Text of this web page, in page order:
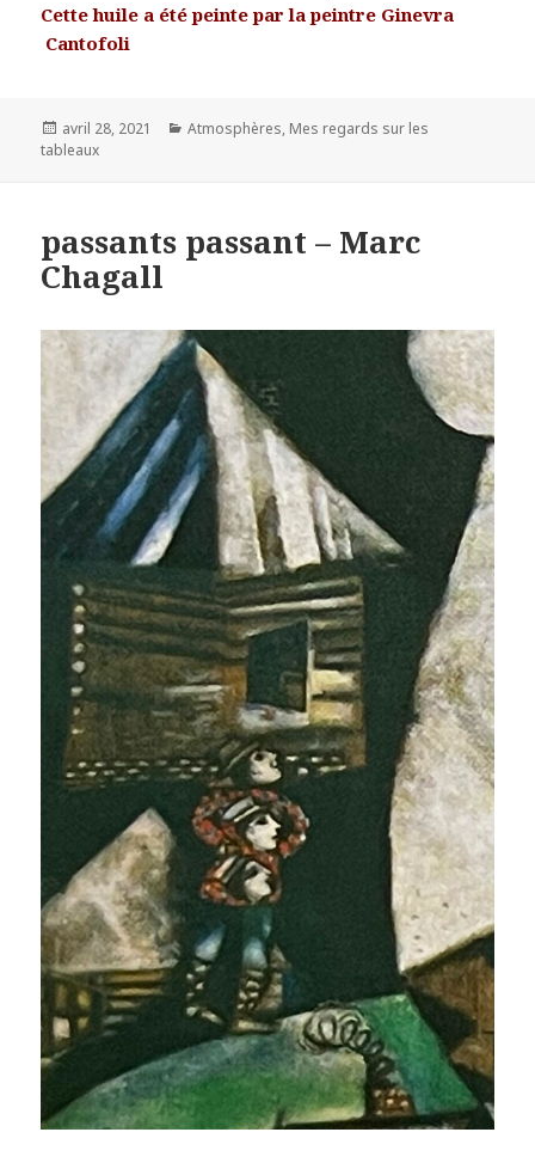
Cette huile a été peinte par la peintre Ginevra
Cantofoli
Posted
on
avril 28, 2021 Categories
Atmosphères, Mes regards sur les
tableaux
passants passant – Marc
Chagall